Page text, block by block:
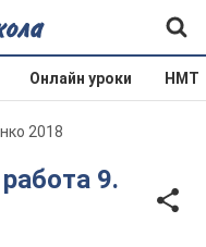
Онлайн уроки НМТ
2018